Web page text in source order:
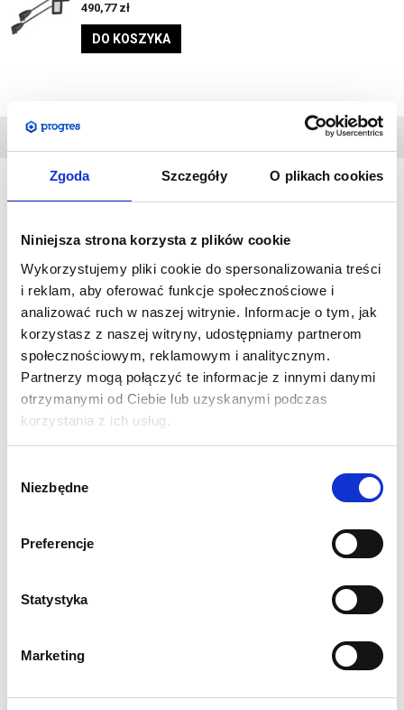
Zgoda Szczegóły O plikach cookies
Niniejsza strona korzysta z plików cookie
Wykorzystujemy pliki cookie do spersonalizowania treści
i reklam, aby oferować funkcje społecznościowe i
analizować ruch w naszej witrynie. Informacje o tym, jak
korzystasz z naszej witryny, udostępniamy partnerom
społecznościowym, reklamowym i analitycznym.
Partnerzy mogą połączyć te informacje z innymi danymi
otrzymanymi od Ciebie lub uzyskanymi podczas
korzystania z ich usług.
zgody
Niezbędne
Preferencje
Statystyka
Marketing
490,77 zł
DO KOSZYKA
DANE
projektowaniu i dekorowaniu wnętrz. Dostępne w różnych
wysokościach, kolumny te są idealne do podkreślenia
przekazu. Używane jako oznakowanie, reklama lub dekoracja,
kolumny Formulate mogą być łatwo umieszczone na stoisku
lub w hali wystawowej. Pokrycie z materiału z nadrukiem
pozwala na komunikację ze wszystkich 4 stron i wykorzystanie
całej powierzchni konstrukcji.
SPECYFIKACJA:
Wymiar fizyczny w mm: 3000 (wys.) x 1000 (szer.) x
Solidna 30mm aluminiowa rama
montażu
Materiałowa torba transportowa w zestawie
5 lat gwarancji na system